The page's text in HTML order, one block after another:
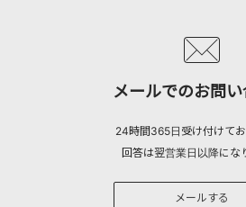
メールでのお問
24時間365日受け付けて
回答は翌営業日以降にな
メールする